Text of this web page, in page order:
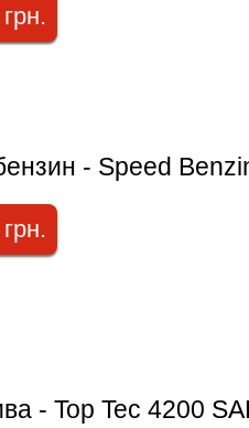
- Speed
- Top Tec 4200